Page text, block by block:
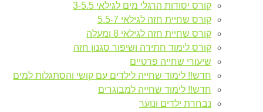
קורס יסודות הרגלי מים לגילאי 3-5.5
קורס שחיית חזה לגילאי 5.5-7
קורס שחיית חזה לגילאי 8 ומעלה
קורס לימוד חתירה ושיפור סגנון חזה
שיעורי שחייה פרטיים
חדש!! לימוד שחייה לילדים עם קושי והסתגלות למים
חדש!! לימוד שחייה למבוגרים
נבחרת ילדים ונוער